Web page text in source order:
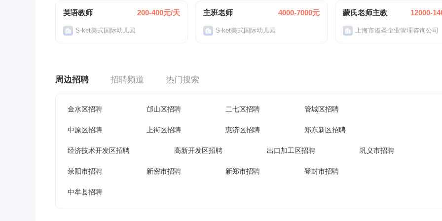
英语教师 200-400元/天
S-ket美式国际幼儿园
主班老师 4000-7000元
S-ket美式国际幼儿园
蒙氏老师主教 12000-
上海市溢圣企业管理咨询公司
周边招聘 招聘频道 热门搜索
金水区招聘 邙山区招聘 二七区招聘 管城区招聘
中原区招聘 上街区招聘 惠济区招聘 郑东新区招聘
经济技术开发区招聘 高新开发区招聘 出口加工区招聘 巩义市招聘
荥阳市招聘 新密市招聘 新郑市招聘 登封市招聘
中牟县招聘